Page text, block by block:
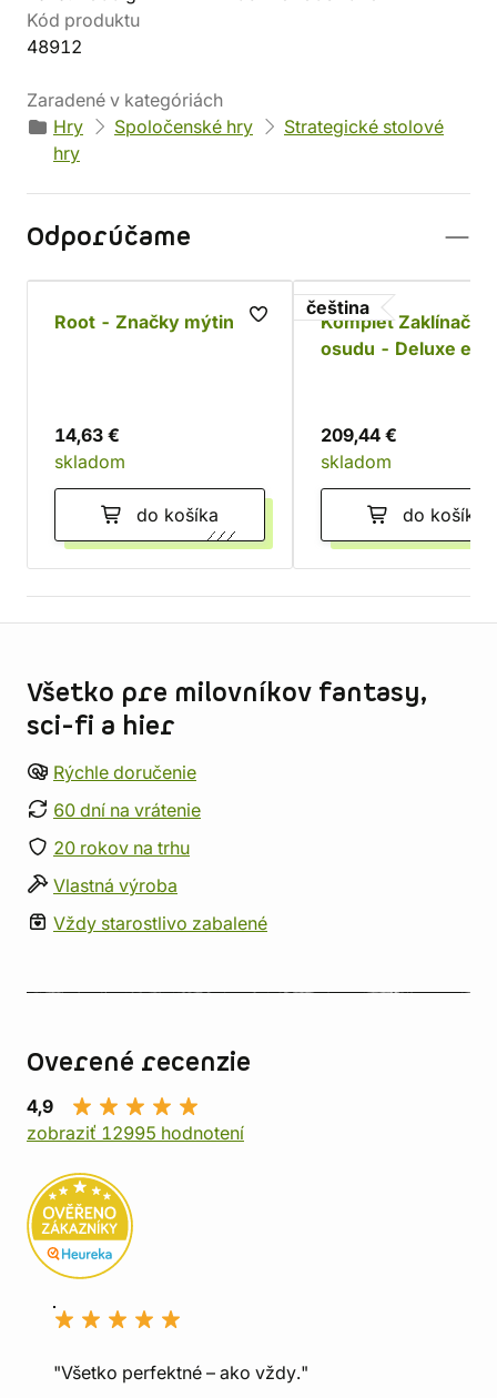
Kód produktu
48912
Zaradené v kategóriách
Hry
Spoločenské hry
Strategické stolové
hry
Odporúčame
Root - Značky mýtin
14,63 €
skladom
do košíka
čeština
Komplet Zaklínač:
osudu - Deluxe
209,44 €
skladom
do košíka
Všetko pre milovníkov fantasy,
sci-fi a hier
Rýchle doručenie
60 dní na vrátenie
20 rokov na trhu
Vlastná výroba
Vždy starostlivo zabalené
Overené recenzie
4,9
zobraziť 12995 hodnotení
"Všetko perfektné – ako vždy."